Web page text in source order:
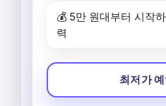
💰 5만 원대부터 시작
력
최저가